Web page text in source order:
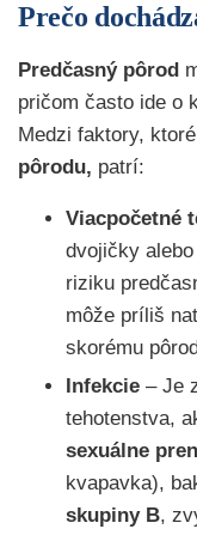
Prečo
Predčasný pôrod
pričom často ide o
Medzi faktory,
pôrodu, patrí:
Viacpočetné
dvojičky
riziku
môže príliš
skorému
Infekcie – Je
tehotenstva,
sexuálne
kvapavka),
skupiny B,